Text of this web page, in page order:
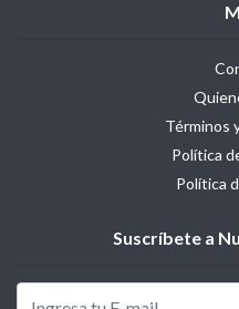
Términos
Política
Política
Suscríbete a